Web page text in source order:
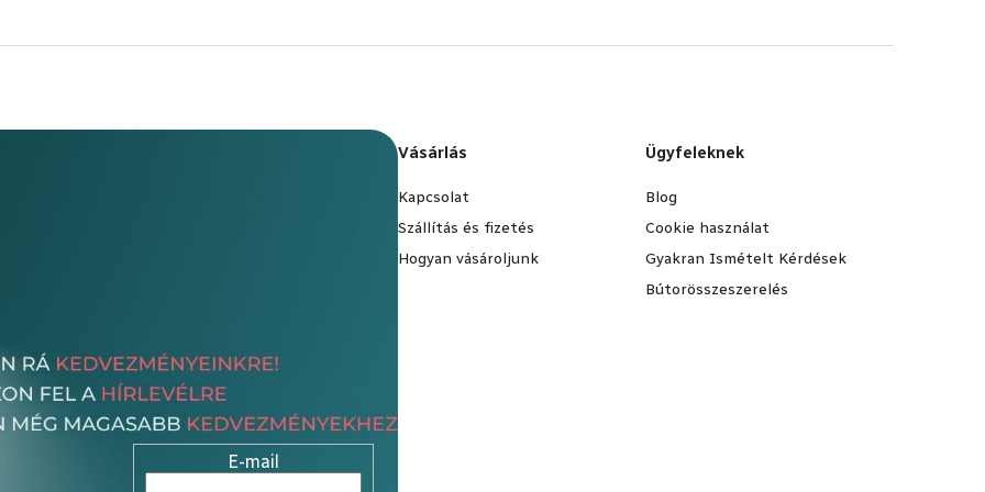
E-mail
Vásárlás
Kapcsolat
Szállítás és fizetés
Hogyan vásároljunk
Ügyfeleknek
Blog
Cookie használat
Gyakran Ismételt Kérdések
Bútorösszeszerelés